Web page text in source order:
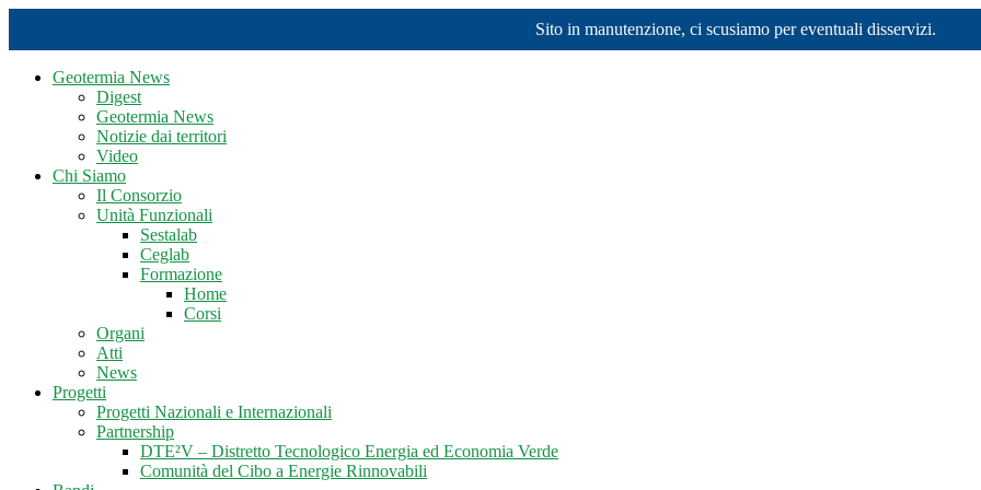
Sito in manutenzione, ci scusiamo per eventuali disservizi.
Geotermia News
Digest
Geotermia News
Notizie dai territori
Video
Chi Siamo
Il Consorzio
Unità Funzionali
Sestalab
Ceglab
Formazione
Home
Corsi
Organi
Atti
News
Progetti
Progetti Nazionali e Internazionali
Partnership
DTE²V – Distretto Tecnologico Energia ed Economia Verde
Comunità del Cibo a Energie Rinnovabili